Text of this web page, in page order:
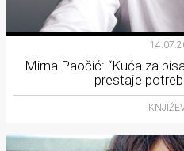
Mirna Paočić: “Kuća za
prestaje